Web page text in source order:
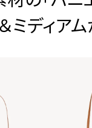
ミディア